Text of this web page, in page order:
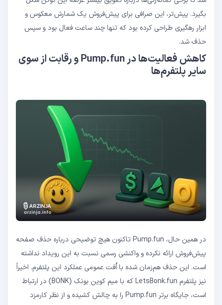
بگیرد. پیش‌تر، این صرافی برای پیش‌فروش یک شمارش‌ معکوس و
ابزار رهگیری طراحی کرده بود که تنها چند ساعت فعال بود و سپس
حذف شد.
کاهش فعالیت‌ها در Pump.fun و رقابت از سوی
سایر پلتفرم‌ها
در همین حال، Pump.fun تاکنون هیچ توضیحی درباره حذف صفحه
پیش‌فروش ارائه نکرده و واکنشی رسمی نسبت به این رویداد نداشته
است. این حذف هم‌زمان شده با اُفت عمومی عملکرد این پلتفرم. اخیراً
نیز پلتفرم LetsBonk.fun که با میم کوین بونک (BONK) در ارتباط
است، جایگاه برتر Pump.fun را به چالش کشیده و از نظر کارمزد